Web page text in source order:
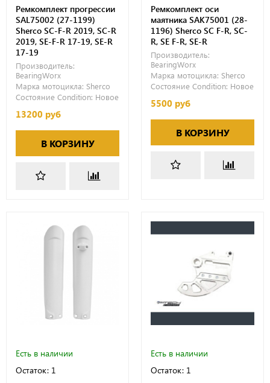
Ремкомплект прогрессии
SAL75002 (27-1199)
Sherco SC-F-R 2019, SC-R
2019, SE-F-R 17-19, SE-R
17-19
Производитель:
BearingWorx
Марка мотоцикла: Sherco
Состояние Condition: Новое
13200 руб
В КОРЗИНУ
Ремкомплект оси
маятника SAK75001 (28-
1196) Sherco SC F-R, SC-
R, SE F-R, SE-R
Производитель:
BearingWorx
Марка мотоцикла: Sherco
Состояние Condition: Новое
5500 руб
В КОРЗИНУ
Есть в наличии
Остаток: 1
Есть в наличии
Остаток: 1